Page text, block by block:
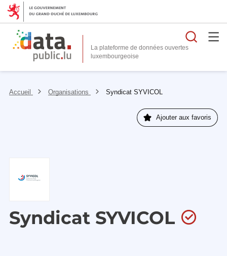
La plateforme de données ouvertes
Accueil Organisations Syndicat SYVICOL
Ajouter aux favoris
Syndicat SYVICOL